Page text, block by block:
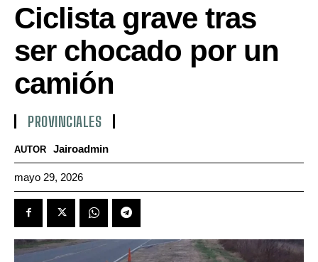
Ciclista grave tras
ser chocado por un
camión
PROVINCIALES
AUTOR Jairoadmin
mayo 29, 2026